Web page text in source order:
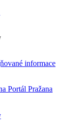
informace
Portál Pražana